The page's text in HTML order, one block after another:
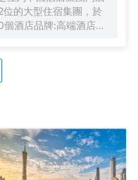
的大型住宿集團，於
酒店品牌:高端酒店品
美生活旗下酒店超過
覆蓋全國31個省293座
大的品牌優勢和專業
將不斷探索住宿業與互
致力於成為全球領先的
活。